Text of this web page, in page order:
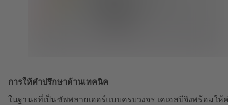
การให้คำปรึกษาด้านเทคนิค
ในฐานะที่เป็นซัพพลายเออร์แบบครบวงจร เคเอสบีจึงพร้อมให้